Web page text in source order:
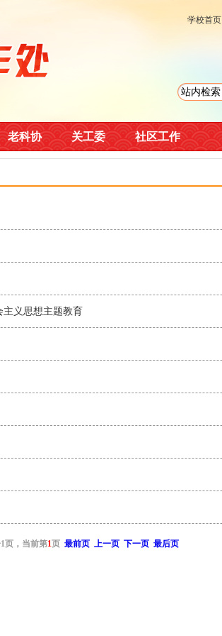
学校首页
老科协 关工委 社区工作
义思想主题教育
页，当前第1页 最前页 上一页 下一页 最后页